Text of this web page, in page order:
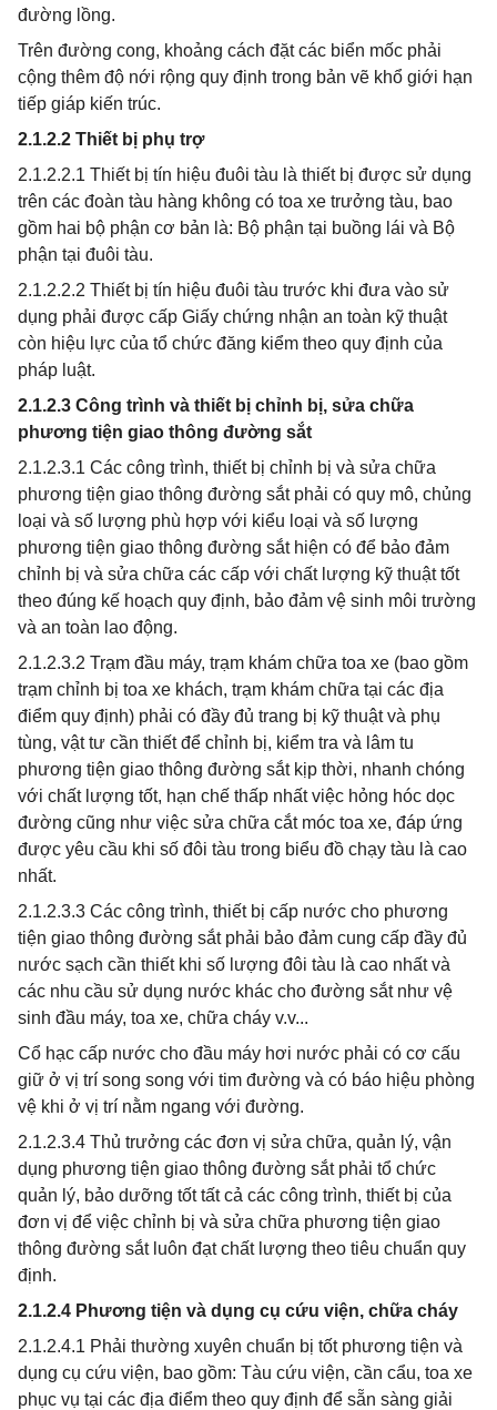
đường lồng.
Trên đường cong, khoảng cách đặt các biển mốc phải
cộng thêm độ nới rộng quy định trong bản vẽ khổ giới hạn
tiếp giáp kiến trúc.
2.1.2.2 Thiết bị phụ trợ
2.1.2.2.1 Thiết bị tín hiệu đuôi tàu là thiết bị được sử dụng
trên các đoàn tàu hàng không có toa xe trưởng tàu, bao
gồm hai bộ phận cơ bản là: Bộ phận tại buồng lái và Bộ
phận tại đuôi tàu.
2.1.2.2.2 Thiết bị tín hiệu đuôi tàu trước khi đưa vào sử
dụng phải được cấp Giấy chứng nhận an toàn kỹ thuật
còn hiệu lực của tổ chức đăng kiểm theo quy định của
pháp luật.
2.1.2.3 Công trình và thiết bị chỉnh bị, sửa chữa
phương tiện giao thông đường sắt
2.1.2.3.1 Các công trình, thiết bị chỉnh bị và sửa chữa
phương tiện giao thông đường sắt phải có quy mô, chủng
loại và số lượng phù hợp với kiểu loại và số lượng
phương tiện giao thông đường sắt hiện có để bảo đảm
chỉnh bị và sửa chữa các cấp với chất lượng kỹ thuật tốt
theo đúng kế hoạch quy định, bảo đảm vệ sinh môi trường
và an toàn lao động.
2.1.2.3.2 Trạm đầu máy, trạm khám chữa toa xe (bao gồm
trạm chỉnh bị toa xe khách, trạm khám chữa tại các địa
điểm quy định) phải có đầy đủ trang bị kỹ thuật và phụ
tùng, vật tư cần thiết để chỉnh bị, kiểm tra và lâm tu
phương tiện giao thông đường sắt kịp thời, nhanh chóng
với chất lượng tốt, hạn chế thấp nhất việc hỏng hóc dọc
đường cũng như việc sửa chữa cắt móc toa xe, đáp ứng
được yêu cầu khi số đôi tàu trong biểu đồ chạy tàu là cao
nhất.
2.1.2.3.3 Các công trình, thiết bị cấp nước cho phương
tiện giao thông đường sắt phải bảo đảm cung cấp đầy đủ
nước sạch cần thiết khi số lượng đôi tàu là cao nhất và
các nhu cầu sử dụng nước khác cho đường sắt như vệ
sinh đầu máy, toa xe, chữa cháy v.v...
Cổ hạc cấp nước cho đầu máy hơi nước phải có cơ cấu
giữ ở vị trí song song với tim đường và có báo hiệu phòng
vệ khi ở vị trí nằm ngang với đường.
2.1.2.3.4 Thủ trưởng các đơn vị sửa chữa, quản lý, vận
dụng phương tiện giao thông đường sắt phải tổ chức
quản lý, bảo dưỡng tốt tất cả các công trình, thiết bị của
đơn vị để việc chỉnh bị và sửa chữa phương tiện giao
thông đường sắt luôn đạt chất lượng theo tiêu chuẩn quy
định.
2.1.2.4 Phương tiện và dụng cụ cứu viện, chữa cháy
2.1.2.4.1 Phải thường xuyên chuẩn bị tốt phương tiện và
dụng cụ cứu viện, bao gồm: Tàu cứu viện, cần cẩu, toa xe
phục vụ tại các địa điểm theo quy định để sẵn sàng giải